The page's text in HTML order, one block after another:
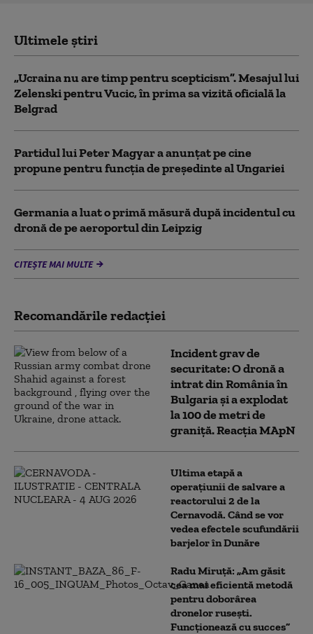
Ultimele știri
„Ucraina nu are timp pentru scepticism”. Mesajul lui
Zelenski pentru Vucic, în prima sa vizită oficială la
Belgrad
Partidul lui Peter Magyar a anunțat pe cine
propune pentru funcția de președinte al Ungariei
Germania a luat o primă măsură după incidentul cu
dronă de pe aeroportul din Leipzig
CITEȘTE MAI MULTE
Recomandările redacţiei
Incident grav de
securitate: O dronă a
intrat din România în
Bulgaria şi a explodat
la 100 de metri de
graniţă. Reacția MApN
Ultima etapă a
operațiunii de salvare a
reactorului 2 de la
Cernavodă. Când se vor
vedea efectele scufundării
barjelor în Dunăre
Radu Miruță: „Am găsit
cea mai eficientă metodă
pentru doborârea
dronelor rusești.
Funcționează cu succes”